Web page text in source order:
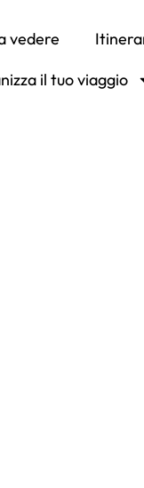
vedere
il tuo viaggio